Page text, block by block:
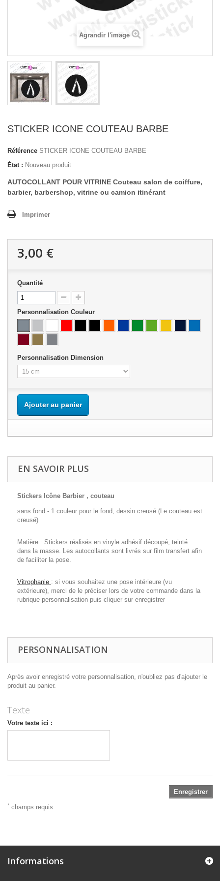
Agrandir l'image
STICKER ICONE COUTEAU BARBE
Référence STICKER ICONE COUTEAU BARBE
État : Nouveau produit
AUTOCOLLANT POUR VITRINE Couteau salon de coiffure,
barbier, barbershop, vitrine ou camion itinérant
Imprimer
3,00 €
Quantité
Personnalisation Couleur
Personnalisation Dimension
Ajouter au panier
EN SAVOIR PLUS
Stickers Icône Barbier , couteau
sans fond - 1 couleur pour le fond, dessin creusé (Le couteau est
creusé)
Matière : Stickers réalisés en vinyle adhésif découpé, teinté
dans la masse. Les autocollants sont livrés sur film transfert afin
de faciliter la pose.
Vitrophanie : si vous souhaitez une pose intérieure (vu
extérieure), merci de le préciser lors de votre commande dans la
rubrique personnalisation puis cliquer sur enregistrer
PERSONNALISATION
Après avoir enregistré votre personnalisation, n'oubliez pas d'ajouter le
produit au panier.
Texte
Votre texte ici :
Enregistrer
* champs requis
Informations